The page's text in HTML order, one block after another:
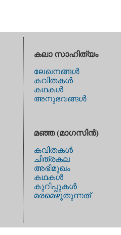
കലാ സാഹിത്യം
ലേഖനങ്ങള്‍
കവിതകള്‍
കഥകള്‍
അനുഭവങ്ങള്‍
മഞ്ഞ (മാഗസിന്‍)
കവിതകള്‍
ചിത്രകല
അഭിമുഖം
കഥകള്‍
കുറിപ്പുകള്‍
മരമെഴുതുന്നത്